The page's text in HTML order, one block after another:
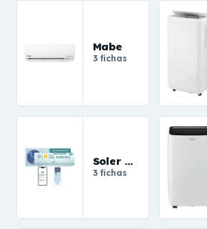
Mabe
3 fichas
Soler y Palau S&P
3 fichas